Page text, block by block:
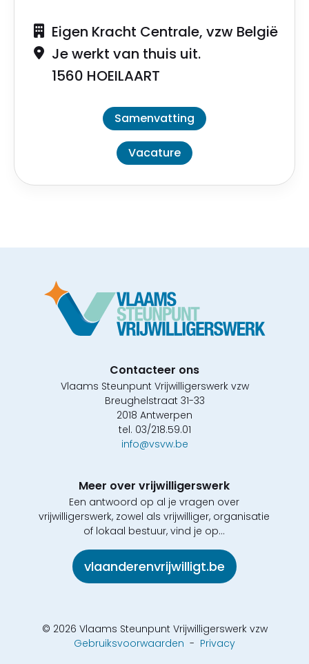
Eigen Kracht Centrale, vzw België
Je werkt van thuis uit.
1560 HOEILAART
Samenvatting
Vacature
Contacteer ons
Vlaams Steunpunt Vrijwilligerswerk vzw
Breughelstraat 31-33
2018 Antwerpen
tel. 03/218.59.01
info@vsvw.be
Meer over vrijwilligerswerk
Een antwoord op al je vragen over
vrijwilligerswerk, zowel als vrijwilliger, organisatie
of lokaal bestuur, vind je op...
vlaanderenvrijwilligt.be
© 2026 Vlaams Steunpunt Vrijwilligerswerk vzw
Gebruiksvoorwaarden - Privacy